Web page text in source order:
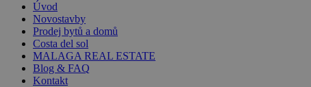
Úvod
Novostavby
Prodej bytů a domů
Costa del sol
MALAGA REAL ESTATE
Blog & FAQ
Kontakt